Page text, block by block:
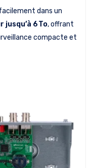
dans un
jusqu’à 6 To, offrant
compacte et